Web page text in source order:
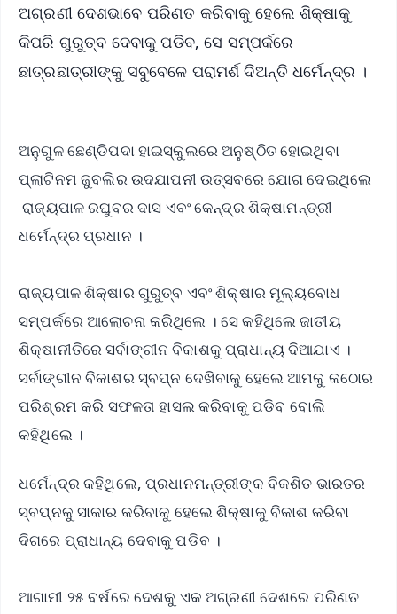
ଅଗ୍ରଣୀ ଦେଶଭାବେ ପରିଣତ କରିବାକୁ ହେଲେ ଶିକ୍ଷାକୁ
କିପରି ଗୁରୁତ୍ବ ଦେବାକୁ ପଡିବ, ସେ ସମ୍ପର୍କରେ
ଛାତ୍ରଛାତ୍ରୀଙ୍କୁ ସବୁବେଳେ ପରାମର୍ଶ ଦିଅନ୍ତି ଧର୍ମେନ୍ଦ୍ର ।
ଅନୁଗୁଳ ଛେଣ୍ଡିପଦା ହାଇସ୍କୁଲରେ ଅନୁଷ୍ଠିତ ହୋଇଥିବା
ପ୍ଲାଟିନମ ଜୁବଲିର ଉଦଯାପନୀ ଉତ୍ସବରେ ଯୋଗ ଦେଇଥିଲେ
ରାଜ୍ୟପାଳ ରଘୁବର ଦାସ ଏବଂ କେନ୍ଦ୍ର ଶିକ୍ଷାମନ୍ତ୍ରୀ
ଧର୍ମେନ୍ଦ୍ର ପ୍ରଧାନ ।
ରାଜ୍ୟପାଳ ଶିକ୍ଷାର ଗୁରୁତ୍ବ ଏବଂ ଶିକ୍ଷାର ମୂଲ୍ୟବୋଧ
ସମ୍ପର୍କରେ ଆଲୋଚନା କରିଥିଲେ । ସେ କହିଥିଲେ ଜାତୀୟ
ଶିକ୍ଷାନୀତିରେ ସର୍ବାଙ୍ଗୀନ ବିକାଶକୁ ପ୍ରାଧାନ୍ୟ ଦିଆଯାଏ ।
ସର୍ବାଙ୍ଗୀନ ବିକାଶର ସ୍ବପ୍ନ ଦେଖିବାକୁ ହେଲେ ଆମକୁ କଠୋର
ପରିଶ୍ରମ କରି ସଫଳତା ହାସଲ କରିବାକୁ ପଡିବ ବୋଲି
କହିଥିଲେ ।
ଧର୍ମେନ୍ଦ୍ର କହିଥିଲେ, ପ୍ରଧାନମନ୍ତ୍ରୀଙ୍କ ବିକଶିତ ଭାରତର
ସ୍ବପ୍ନକୁ ସାକାର କରିବାକୁ ହେଲେ ଶିକ୍ଷାକୁ ବିକାଶ କରିବା
ଦିଗରେ ପ୍ରାଧାନ୍ୟ ଦେବାକୁ ପଡିବ ।
ଆଗାମୀ ୨୫ ବର୍ଷରେ ଦେଶକୁ ଏକ ଅଗ୍ରଣୀ ଦେଶରେ ପରିଣତ